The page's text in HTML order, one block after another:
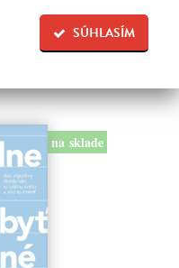
SÚHLASÍM
na sklade